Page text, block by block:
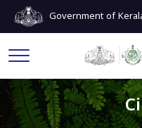
Government of